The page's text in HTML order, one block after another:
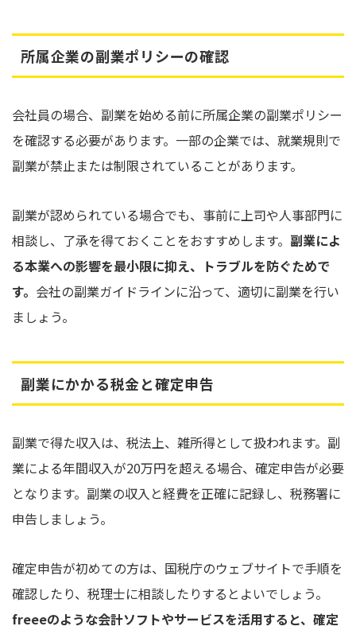
所属企業の副業ポリシーの確認
会社員の場合、副業を始める前に所属企業の副業ポリシー
を確認する必要があります。一部の企業では、就業規則で
副業が禁止または制限されていることがあります。
副業が認められている場合でも、事前に上司や人事部門に
相談し、了承を得ておくことをおすすめします。 副業によ
る本業への影響を最小限に抑え、トラブルを防ぐためで
す。 会社の副業ガイドラインに沿って、適切に副業を行い
ましょう。
副業にかかる税金と確定申告
副業で得た収入は、税法上、雑所得として扱われます。副
業による年間収入が20万円を超える場合、確定申告が必要
となります。副業の収入と経費を正確に記録し、税務署に
申告しましょう。
確定申告が初めての方は、国税庁のウェブサイトで手順を
確認したり、税理士に相談したりするとよいでしょう。
freeeのような会計ソフトやサービスを活用すると、確定